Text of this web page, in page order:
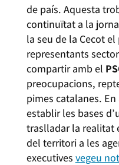
de país. Aquesta
continuïtat a la
la seu de la Cecot
representants
compartir amb el
preocupacions,
pimes catalanes.
establir les bases
traslladar la realitat
del territori a les
executives vegeu